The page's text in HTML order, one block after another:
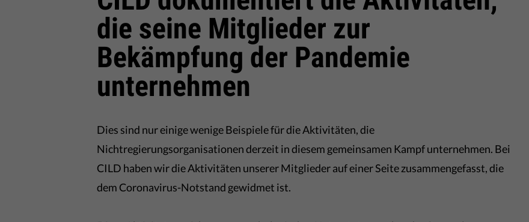
die seine Mitglieder zur
Bekämpfung der Pandemie
unternehmen
Dies sind nur einige wenige Beispiele für die Aktivitäten, die
Nichtregierungsorganisationen derzeit in diesem gemeinsamen Kampf unternehmen. Bei
CILD haben wir die Aktivitäten unserer Mitglieder auf einer Seite zusammengefasst, die
dem Coronavirus-Notstand gewidmet ist.